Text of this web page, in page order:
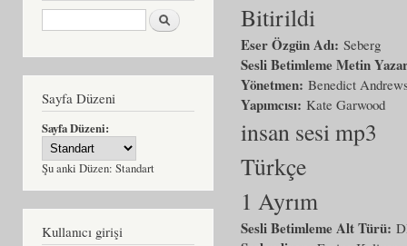
Ara
Sayfa Düzeni
Sayfa Düzeni:
Şu anki Düzen: Standart
Kullanıcı girişi
Bitirildi
Eser Özgün Adı: Seberg
Sesli Betimleme Metin
Yönetmen: Benedict
Yapımcısı: Kate Garwood
insan sesi mp3
Türkçe
1 Ayrım
Sesli Betimleme Alt Türü: